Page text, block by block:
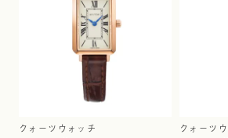
クォーツウォッチ クォーツ